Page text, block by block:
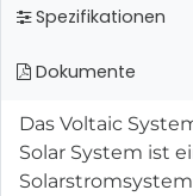
Spezifikationen
Dokumente
Das Voltaic
Solar System ist